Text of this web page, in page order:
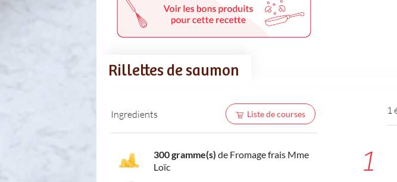
Rillettes de saumon
Ingredients Liste de courses
300 gramme(s) de Fromage frais Mme
Loïc
1
1